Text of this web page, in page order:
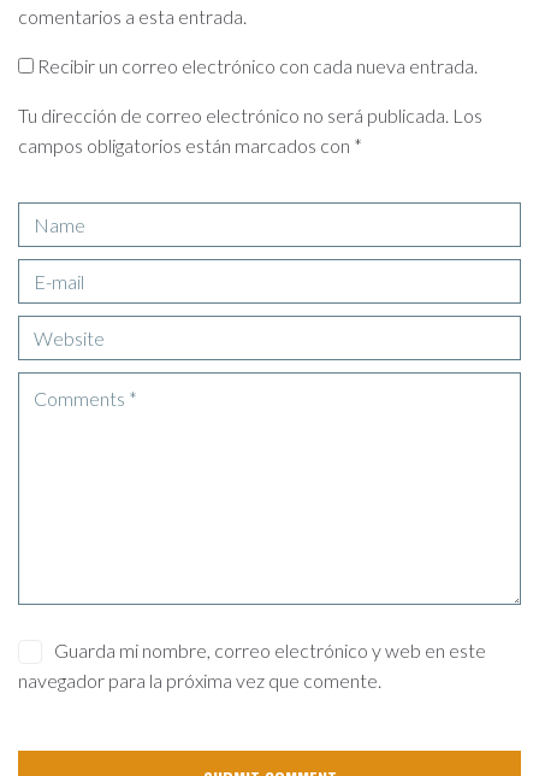
Tu dirección de correo electrónico no será publicada. Los
campos obligatorios están marcados con *
Guarda mi nombre, correo electrónico y web en este
navegador para la próxima vez que comente.
comentarios a esta entrada.
Recibir un correo electrónico con cada nueva entrada.